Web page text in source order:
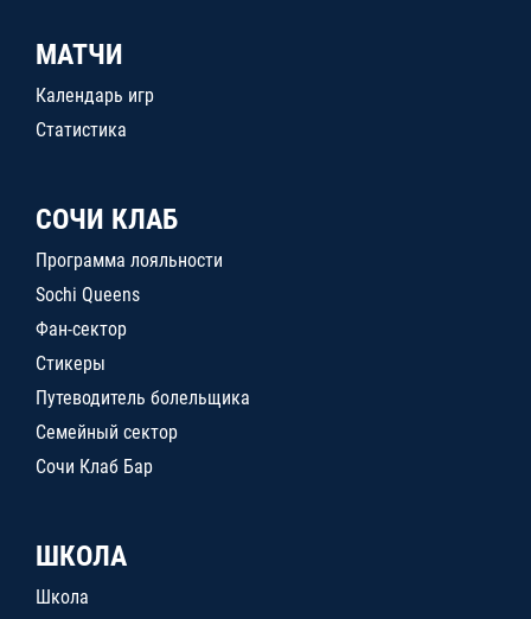
МАТЧИ
Календарь игр
Статистика
СОЧИ КЛАБ
Программа лояльности
Sochi Queens
Фан-сектор
Стикеры
Путеводитель болельщика
Семейный сектор
Сочи Клаб Бар
ШКОЛА
Школа